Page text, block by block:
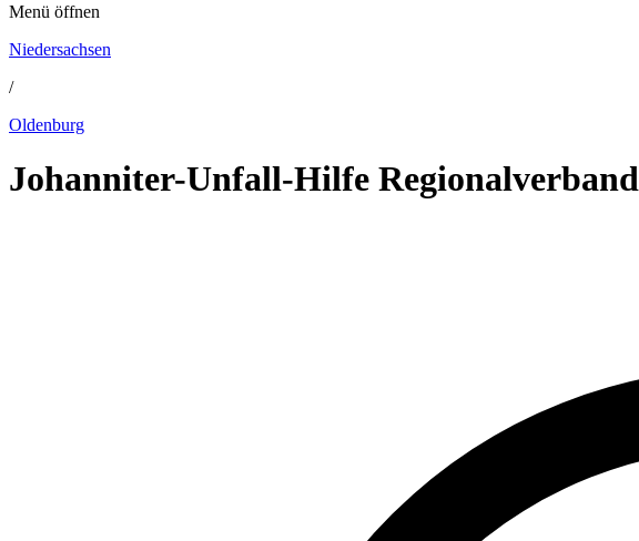
Menü öffnen
Niedersachsen
/
Oldenburg
Johanniter-Unfall-Hilfe Regionalverband